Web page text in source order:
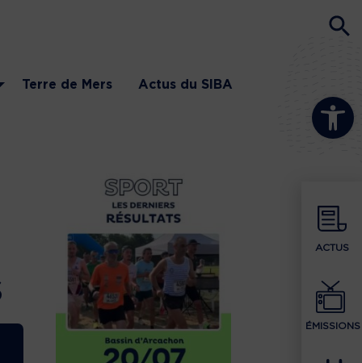
Ouvrir la
ACTUS
ÉMISSIONS
Terre de Mers Actus du SIBA